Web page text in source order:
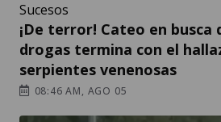
Sucesos
¡De terror! Cateo en busca
drogas termina con el
serpientes venenosas
08:46 AM, AGO 05